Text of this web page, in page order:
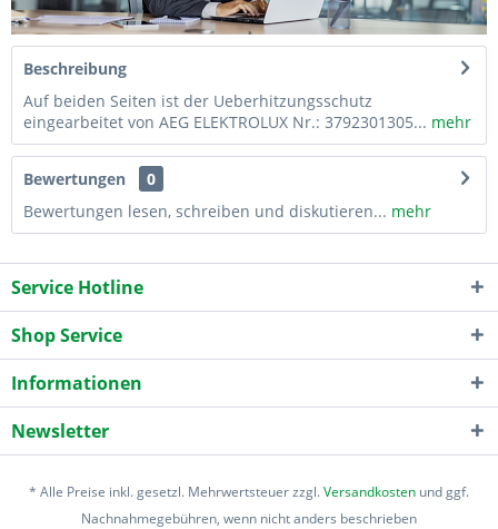
Beschreibung
Auf beiden Seiten ist der Ueberhitzungsschutz
eingearbeitet von AEG ELEKTROLUX Nr.: 3792301305... mehr
Bewertungen
0
Bewertungen lesen, schreiben und diskutieren... mehr
Service Hotline
Shop Service
Informationen
Newsletter
* Alle Preise inkl. gesetzl. Mehrwertsteuer zzgl.Versandkosten und ggf.
Nachnahmegebühren, wenn nicht anders beschrieben